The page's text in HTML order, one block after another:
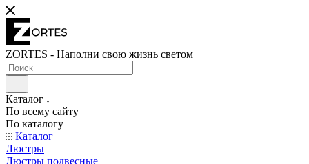
ZORTES - Наполни свою жизнь светом
Каталог
По всему сайту
По каталогу
Каталог
Люстры
Люстры подвесные